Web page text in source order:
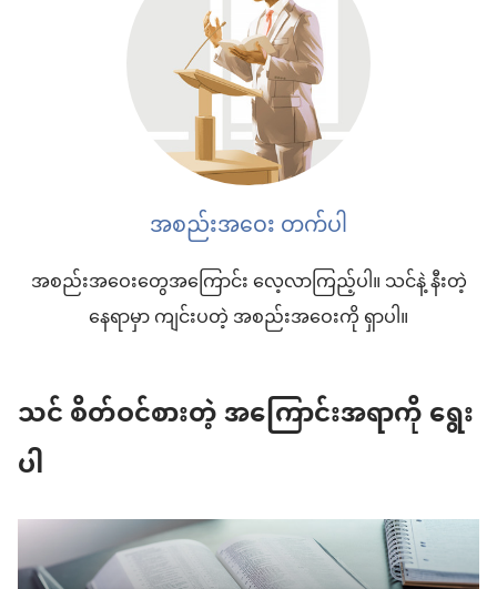
အစည်းအဝေး တက်ပါ
အစည်းအဝေးတွေအကြောင်း လေ့လာကြည့်ပါ။ သင်နဲ့ နီးတဲ့
နေရာမှာ ကျင်းပတဲ့ အစည်းအဝေးကို ရှာပါ။
သင် စိတ်ဝင်စားတဲ့ အကြောင်းအရာကို ရွေး
ပါ